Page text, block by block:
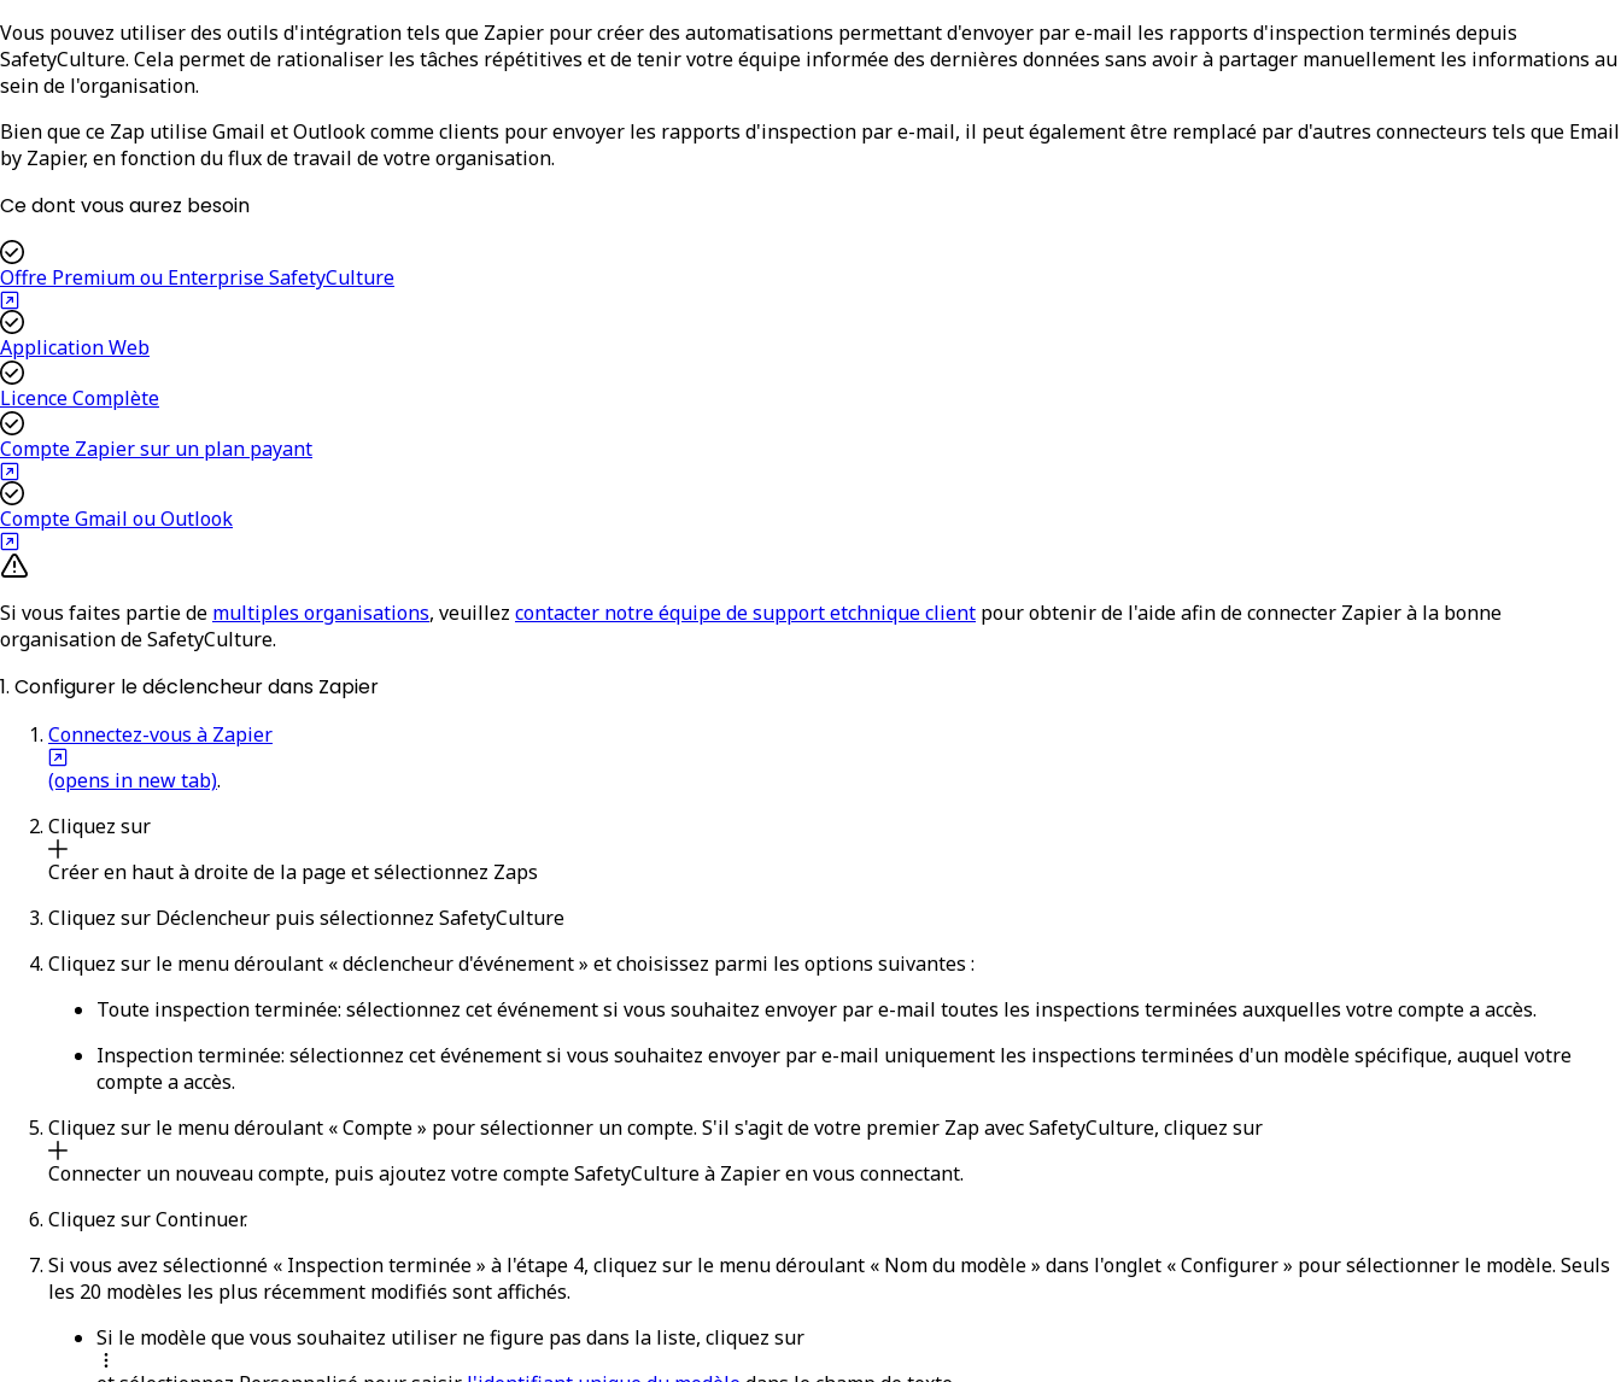
Vous pouvez utiliser des outils d'intégration tels que Zapier pour créer des automatisations permettant d'envoyer par e-mail les rapports d'inspection terminés depuis
SafetyCulture. Cela permet de rationaliser les tâches répétitives et de tenir votre équipe informée des dernières données sans avoir à partager manuellement les informations au
sein de l'organisation.
Bien que ce Zap utilise Gmail et Outlook comme clients pour envoyer les rapports d'inspection par e-mail, il peut également être remplacé par d'autres connecteurs tels que Email
by Zapier, en fonction du flux de travail de votre organisation.
Ce dont vous aurez besoin
Offre Premium ou Enterprise SafetyCulture
Application Web
Licence Complète
Compte Zapier sur un plan payant
Compte Gmail ou Outlook
Si vous faites partie de multiples organisations, veuillez contacter notre équipe de support etchnique client pour obtenir de l'aide afin de connecter Zapier à la bonne
organisation de SafetyCulture.
1. Configurer le déclencheur dans Zapier
Connectez-vous à Zapier
(opens in new tab).
Cliquez sur
Créeren haut à droite de la page et sélectionnez Zaps
Cliquez sur Déclencheur puis sélectionnez SafetyCulture
Cliquez sur le menu déroulant « déclencheur d'événement » et choisissez parmi les options suivantes :
Toute inspection terminée: sélectionnez cet événement si vous souhaitez envoyer par e-mail toutes les inspections terminées auxquelles votre compte a accès.
Inspection terminée: sélectionnez cet événement si vous souhaitez envoyer par e-mail uniquement les inspections terminées d'un modèle spécifique, auquel votre
compte a accès.
Cliquez sur le menu déroulant « Compte » pour sélectionner un compte. S'il s'agit de votre premier Zap avec SafetyCulture, cliquez sur
Connecter un nouveau compte, puis ajoutez votre compte SafetyCulture à Zapier en vous connectant.
Cliquez surContinuer.
Si vous avez sélectionné « Inspection terminée » à l'étape 4, cliquez sur le menu déroulant « Nom du modèle » dans l'onglet « Configurer » pour sélectionner le modèle. Seuls
les 20 modèles les plus récemment modifiés sont affichés.
Si le modèle que vous souhaitez utiliser ne figure pas dans la liste, cliquez sur